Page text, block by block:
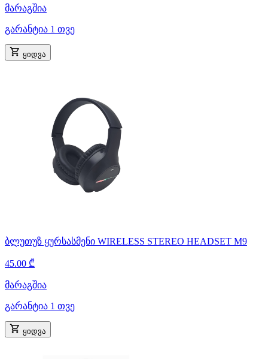
მარაგშია
გარანტია 1 თვე
ყიდვა
ბლუთუზ ყურსასმენი WIRELESS STEREO HEADSET M9
45.00 ₾
მარაგშია
გარანტია 1 თვე
ყიდვა